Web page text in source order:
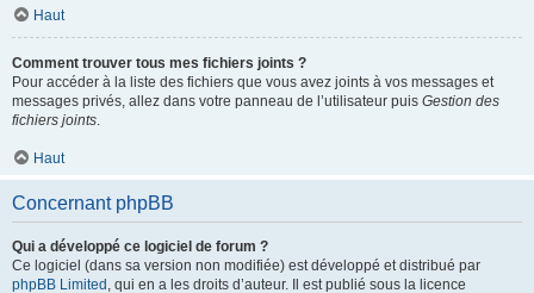
Haut
Comment trouver tous mes fichiers joints ?
Pour accéder à la liste des fichiers que vous avez joints à vos messages et
messages privés, allez dans votre panneau de l’utilisateur puis Gestion des
fichiers joints.
Haut
Concernant phpBB
Qui a développé ce logiciel de forum ?
Ce logiciel (dans sa version non modifiée) est développé et distribué par
phpBB Limited , qui en a les droits d’auteur. Il est publié sous la licence